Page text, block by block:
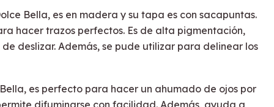
Bella, es en madera y su tapa es con sacapuntas.
hacer trazos perfectos. Es de alta pigmentación,
deslizar. Además, se pude utilizar para delinear los
es perfecto para hacer un ahumado de ojos por
difuminarse con facilidad. Además, ayuda a